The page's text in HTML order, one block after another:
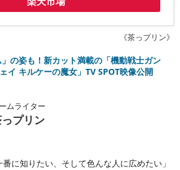
《茶っプリン》
の姿も！新カット満載の「機動戦士ガン
イ キルケーの魔女」TV SPOT映像公開
ムライター
プリン
番に知りたい、そして色んな人に広めたい」